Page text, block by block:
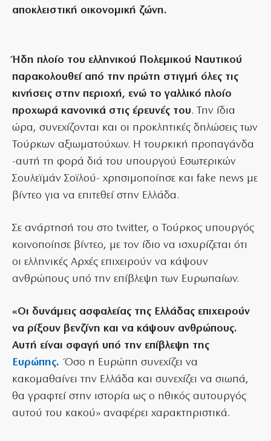
αποκλειστική οικονομική ζώνη.
Ήδη πλοίο του ελληνικού Πολεμικού Ναυτικού
παρακολουθεί από την πρώτη στιγμή όλες τις
κινήσεις στην περιοχή, ενώ το γαλλικό πλοίο
προχωρά κανονικά στις έρευνές του. Την ίδια
ώρα, συνεχίζονται και οι προκλητικές δηλώσεις των
Τούρκων αξιωματούχων. Η τουρκική προπαγάνδα
-αυτή τη φορά διά του υπουργού Εσωτερικών
Σουλεϊμάν Σοϊλού- χρησιμοποίησε και fake news με
βίντεο για να επιτεθεί στην Ελλάδα.
Σε ανάρτησή του στο twitter, ο Τούρκος υπουργός
κοινοποίησε βίντεο, με τον ίδιο να ισχυρίζεται ότι
οι ελληνικές Aρχές επιχειρούν να κάψουν
ανθρώπους υπό την επίβλεψη των Ευρωπαίων.
«Οι δυνάμεις ασφαλείας της Ελλάδας επιχειρούν
να ρίξουν βενζίνη και να κάψουν ανθρώπους.
Αυτή είναι σφαγή υπό την επίβλεψη της
Ευρώπης. Όσο η Ευρώπη συνεχίζει να
κακομαθαίνει την Ελλάδα και συνεχίζει να σιωπά,
θα γραφτεί στην ιστορία ως ο ηθικός αυτουργός
αυτού του κακού» αναφέρει χαρακτηριστικά.